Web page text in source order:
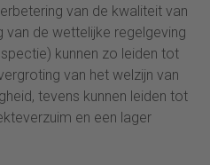
van de kwaliteit van
van de wettelijke regelgeving
kunnen zo leiden tot
van het welzijn van
tevens kunnen leiden tot
en een lager